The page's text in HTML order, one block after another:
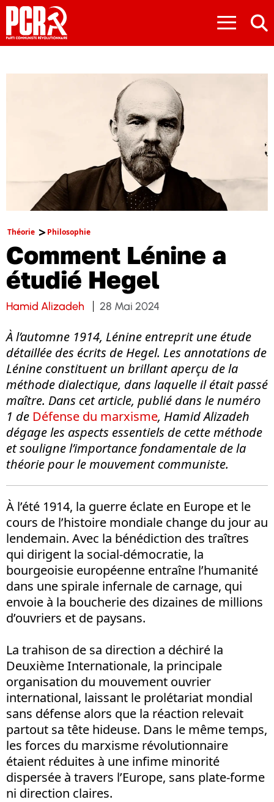
≡
Théorie Philosophie
Comment Lénine a
étudié Hegel
Hamid Alizadeh 28 Mai 2024
À l’automne 1914, Lénine entreprit une étude
détaillée des écrits de Hegel. Les annotations de
Lénine constituent un brillant aperçu de la
méthode dialectique, dans laquelle il était passé
maître. Dans cet article, publié dans le numéro
1 de Défense du marxisme, Hamid Alizadeh
dégage les aspects essentiels de cette méthode
et souligne l’importance fondamentale de la
théorie pour le mouvement communiste.
À l’été 1914, la guerre éclate en Europe et le
cours de l’histoire mondiale change du jour au
lendemain. Avec la bénédiction des traîtres
qui dirigent la social-démocratie, la
bourgeoisie européenne entraîne l’humanité
dans une spirale infernale de carnage, qui
envoie à la boucherie des dizaines de millions
d’ouvriers et de paysans.
La trahison de sa direction a déchiré la
Deuxième Internationale, la principale
organisation du mouvement ouvrier
international, laissant le prolétariat mondial
sans défense alors que la réaction relevait
partout sa tête hideuse. Dans le même temps,
les forces du marxisme révolutionnaire
étaient réduites à une infime minorité
dispersée à travers l’Europe, sans plate-forme
ni direction claires.